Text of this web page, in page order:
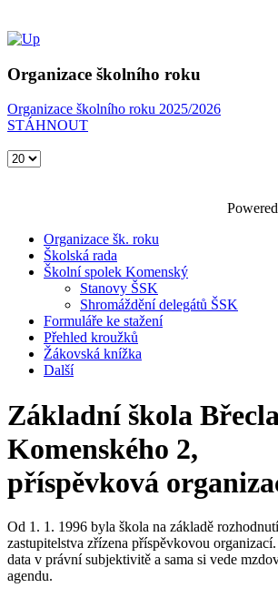
Organizace školního roku
Organizace školního roku 2025/2026
STÁHNOUT
Organizace šk. roku
Školská rada
Školní spolek Komenský
Stanovy ŠSK
Shromáždění delegátů ŠSK
Formuláře ke stažení
Přehled kroužků
Žákovská knížka
Další
Základní škola
Komenského 2,
příspěvková
Od 1. 1. 1996 byla škola na základě
zastupitelstva zřízena příspěvkovou
data v právní subjektivitě a sama si vede
agendu.